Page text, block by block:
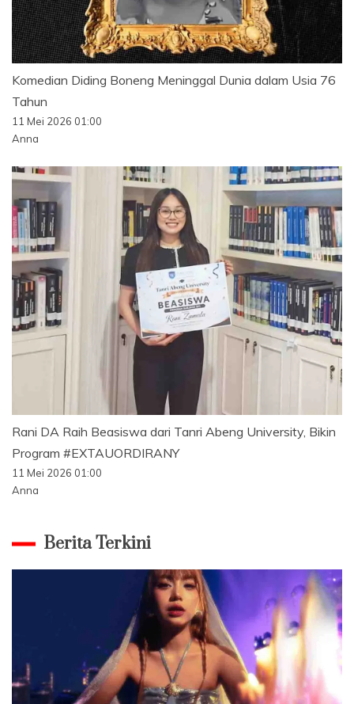
Komedian Diding Boneng Meninggal Dunia dalam Usia 76
Tahun
11 Mei 2026 01:00
Anna
Rani DA Raih Beasiswa dari Tanri Abeng University, Bikin
Program #EXTAUORDIRANY
11 Mei 2026 01:00
Anna
Berita Terkini